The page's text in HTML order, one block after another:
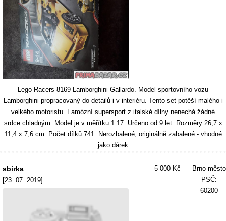
Lego Racers 8169 Lamborghini Gallardo. Model sportovního vozu
Lamborghini propracovaný do detailů i v interiéru. Tento set potěší malého i
velkého motoristu. Famózní supersport z italské dílny nenechá žádné
srdce chladným. Model je v měřítku 1:17. Určeno od 9 let. Rozměry:26,7 x
11,4 x 7,6 cm. Počet dílků 741. Nerozbalené, originálně zabalené - vhodné
jako dárek
sbirka
[23. 07. 2019]
5 000 Kč
Brno-město
PSČ:
60200